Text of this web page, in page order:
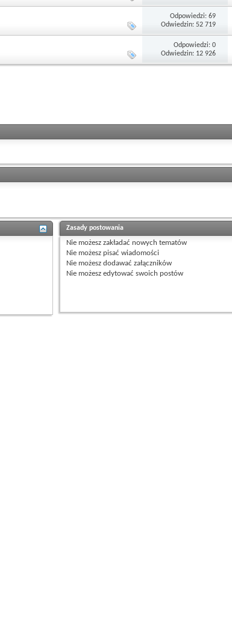
Odpowiedzi: 69
Odwiedzin: 52 719
Odpowiedzi: 0
Odwiedzin: 12 926
Zasady postowania
Nie możeszzakładać nowych tematów
Nie możeszpisać wiadomości
Nie możeszdodawać załączników
Nie możeszedytować swoich postów